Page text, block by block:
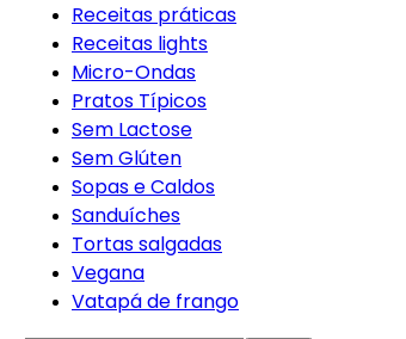
Receitas práticas
Receitas lights
Micro-Ondas
Pratos Típicos
Sem Lactose
Sem Glúten
Sopas e Caldos
Sanduíches
Tortas salgadas
Vegana
Vatapá de frango